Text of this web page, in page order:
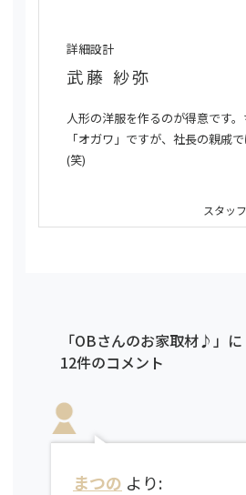
詳細設計
武藤 紗弥
人形の洋服を作るのが得意です
「オガワ」ですが、社長の親戚
(笑)
スタッ
「OBさんのお家取材♪」に
12件のコメント
まつの より: